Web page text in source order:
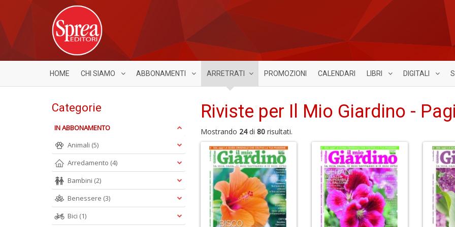
HOME CHI SIAMO ABBONAMENTI ARRETRATI PROMOZIONI CALENDARI LIBRI DIGITALI
Riviste per Il Mio Giardino -
Mostrando 24di 80risultati.
Categorie
IN ABBONAMENTO
Animali (5)
Arredamento (4)
Bambini (2)
Benessere (3)
Bici (1)